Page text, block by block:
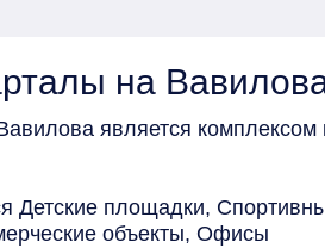
на
является комплексом
Детские площадки,
объекты, Офисы